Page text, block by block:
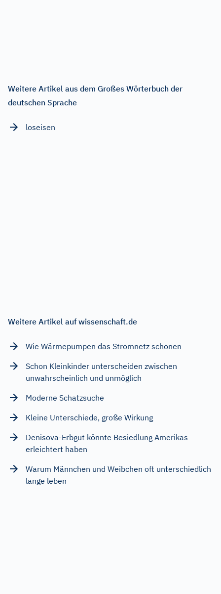
Weitere Artikel aus dem Großes Wörterbuch der
deutschen Sprache
loseisen
Weitere Artikel auf wissenschaft.de
Wie Wärmepumpen das Stromnetz schonen
Schon Kleinkinder unterscheiden zwischen
unwahrscheinlich und unmöglich
Moderne Schatzsuche
Kleine Unterschiede, große Wirkung
Denisova-Erbgut könnte Besiedlung Amerikas
erleichtert haben
Warum Männchen und Weibchen oft unterschiedlich
lange leben